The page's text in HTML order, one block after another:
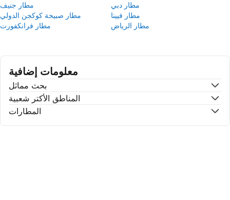
مطار جنيف
مطار دبي
مطار صبيحة كوكجن الدولي
مطار فيينا
مطار فرانكفورت
مطار الرياض
معلومات إضافية
بحث مماثل
المناطق الأكتر شعبية
المطارات